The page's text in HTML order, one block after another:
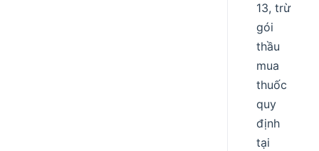
13, trừ
gói
thầu
mua
thuốc
quy
định
tại